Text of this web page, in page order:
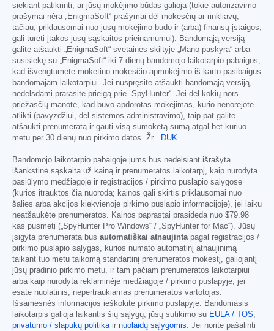
siekiant patikrinti, ar jūsų mokėjimo būdas galioja (tokie autorizavimo
prašymai nėra „EnigmaSoft“ prašymai dėl mokesčių ar rinkliavų,
tačiau, priklausomai nuo jūsų mokėjimo būdo ir (arba) finansų įstaigos,
gali turėti įtakos jūsų sąskaitos prieinamumui). Bandomąją versiją
galite atšaukti „EnigmaSoft“ svetainės skiltyje „Mano paskyra“ arba
susisiekę su „EnigmaSoft“ iki 7 dienų bandomojo laikotarpio pabaigos,
kad išvengtumėte mokėtino mokesčio apmokėjimo iš karto pasibaigus
bandomajam laikotarpiui. Jei nuspręsite atšaukti bandomąją versiją,
nedelsdami prarasite prieigą prie „SpyHunter“. Jei dėl kokių nors
priežasčių manote, kad buvo apdorotas mokėjimas, kurio nenorėjote
atlikti (pavyzdžiui, dėl sistemos administravimo), taip pat galite
atšaukti prenumeratą ir gauti visą sumokėtą sumą atgal bet kuriuo
metu per 30 dienų nuo pirkimo datos. Žr .
DUK
Bandomojo laikotarpio pabaigoje jums bus nedelsiant išrašyta
išankstinė sąskaita už kainą ir prenumeratos laikotarpį, kaip nurodyta
pasiūlymo medžiagoje ir registracijos / pirkimo puslapio sąlygose
(kurios įtrauktos čia nuoroda; kainos gali skirtis priklausomai nuo
šalies arba akcijos kiekvienoje pirkimo puslapio informacijoje), jei laiku
neatšaukėte prenumeratos. Kainos paprastai prasideda nuo $79.98
kas pusmetį („SpyHunter Pro Windows“ / „SpyHunter for Mac“). Jūsų
įsigyta prenumerata bus automatiškai atnaujinta pagal registracijos /
pirkimo puslapio sąlygas, kurios numato automatinį atnaujinimą
taikant tuo metu taikomą standartinį prenumeratos mokestį, galiojantį
jūsų pradinio pirkimo metu, ir tam pačiam prenumeratos laikotarpiui
arba kaip nurodyta reklaminėje medžiagoje / pirkimo puslapyje, jei
esate nuolatinis, nepertraukiamas prenumeratos vartotojas.
Išsamesnės informacijos ieškokite pirkimo puslapyje. Bandomasis
laikotarpis galioja laikantis šių sąlygų, jūsų sutikimo su EULA / TOS
privatumo / slapukų politika ir nuolaidų sąlygomis . Jei norite pašalinti